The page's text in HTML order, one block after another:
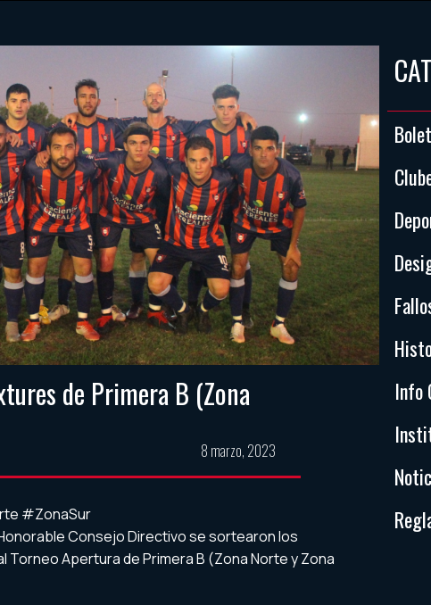
de Primera B (Zona
8 marzo, 2023
#ZonaSur
Consejo Directivo se sortearon los
Apertura de Primera B (Zona Norte y Zona
Info